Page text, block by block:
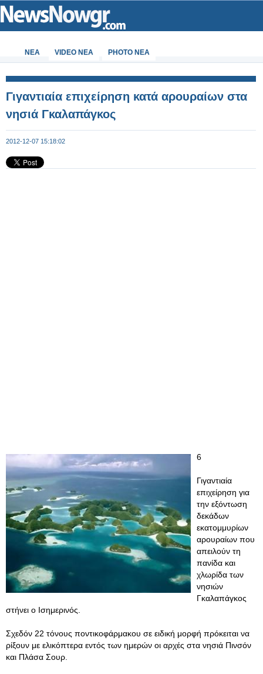
ΝΕΑ VIDEO NEA PHOTO NEA
Γιγαντιαία επιχείρηση κατά αρουραίων στα
νησιά Γκαλαπάγκος
2012-12-07 15:18:02
6
Γιγαντιαία
επιχείρηση για
την εξόντωση
δεκάδων
εκατομμυρίων
αρουραίων που
απειλούν τη
πανίδα και
χλωρίδα των
νησιών
Γκαλαπάγκος
στήνει ο Ισημερινός.
Σχεδόν 22 τόνους ποντικοφάρμακου σε ειδική μορφή πρόκειται να
ρίξουν με ελικόπτερα εντός των ημερών οι αρχές στα νησιά Πινσόν
και Πλάσα Σουρ.